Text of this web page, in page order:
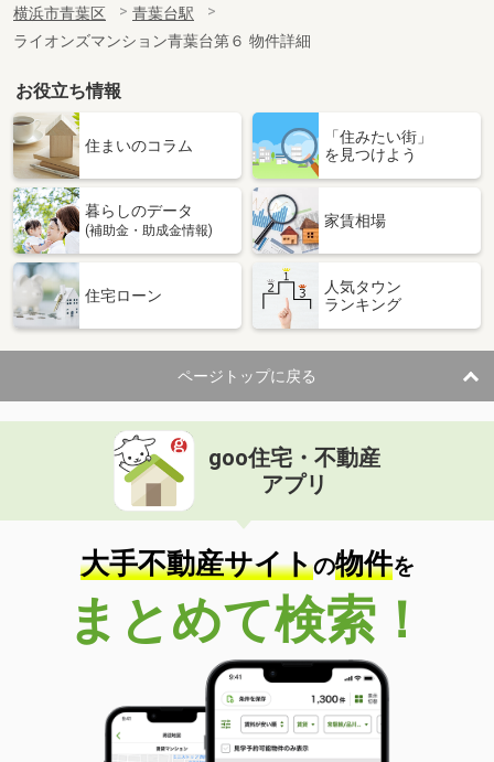
横浜市青葉区
青葉台駅
ライオンズマンション青葉台第６ 物件詳細
お役立ち情報
住まいのコラム
「住みたい街」
を見つけよう
暮らしのデータ
(補助金・助成金情報)
家賃相場
住宅ローン
人気タウン
ランキング
ページトップに戻る
goo住宅・不動産
アプリ
大手不動産サイトの物件を
まとめて検索！